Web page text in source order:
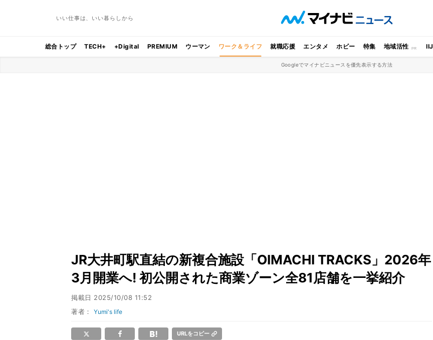
いい仕事は、いい暮らしから
総合トップ TECH+ +Digital PREMIUM ウーマン ワーク＆ライフ 就職応援 エンタメ ホビー 特集 地域活性 IIJ
Googleでマイナビニュースを優先表示する方法
JR大井町駅直結の新複合施設「OIMACHI TRACKS」2026年
3月開業へ! 初公開された商業ゾーン全81店舗を一挙紹介
掲載日 2025/10/08 11:52
著者：Yumi's life
URLをコピー